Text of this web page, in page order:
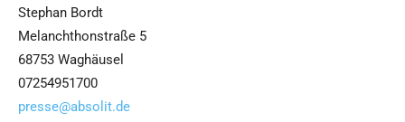
Stephan Bordt
Melanchthonstraße 5
68753 Waghäusel
07254951700
presse@absolit.de